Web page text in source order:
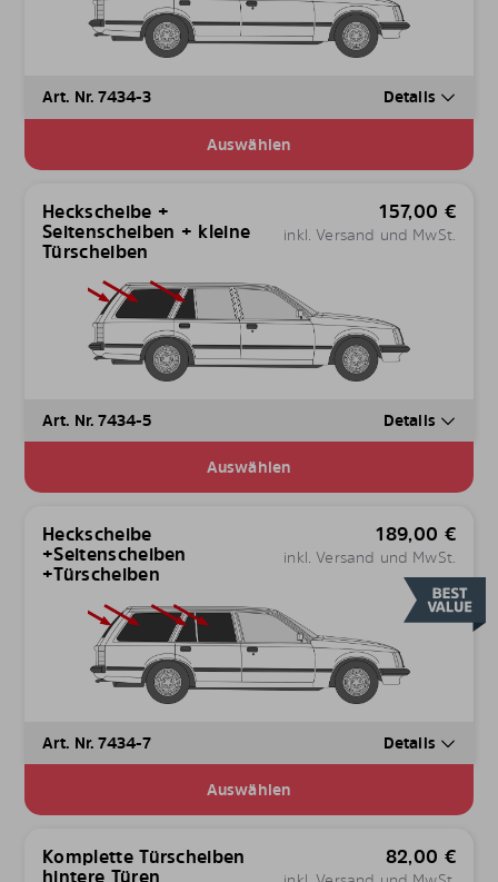
Art. Nr. 7434-3 Details
Auswählen
Heckscheibe +
Seitenscheiben + kleine
Türscheiben
157,00 €
inkl. Versand und MwSt.
Art. Nr. 7434-5 Details
Auswählen
Heckscheibe
+Seitenscheiben
+Türscheiben
189,00 €
inkl. Versand und MwSt.
Art. Nr. 7434-7 Details
Auswählen
Komplette Türscheiben
hintere Türen
82,00 €